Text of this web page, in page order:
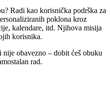
Radi kao korisnička podrška za
poklona kroz
kalendare, itd. Njihova misija
korisnika.
nije obavezno – dobit ćeš obuku
rad.